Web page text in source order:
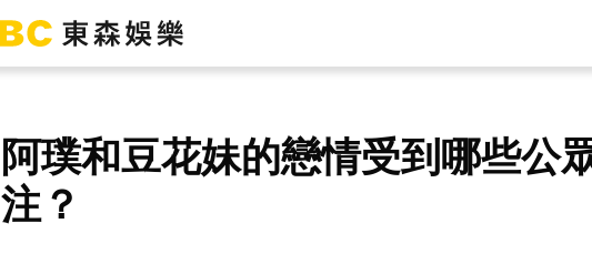
阿璞和豆花妹的戀情受到哪些公
注？